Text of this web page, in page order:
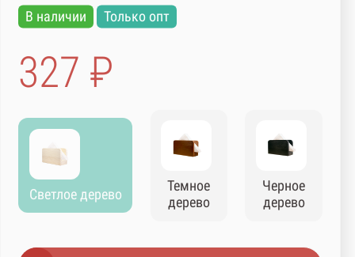
В наличии Только опт
327 ₽
Светлое дерево
Темное
дерево
Черное
дерево